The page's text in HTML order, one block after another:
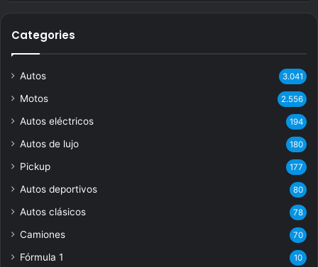
Categories
Autos 3.041
Motos 2.556
Autos eléctricos 194
Autos de lujo 180
Pickup 177
Autos deportivos 80
Autos clásicos 78
Camiones 70
Fórmula 1 10